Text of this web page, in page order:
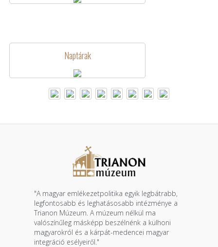
Naptárak
"A magyar emlékezetpolitika egyik legbátrabb,
legfontosabb és leghatásosabb intézménye a
Trianon Múzeum. A múzeum nélkül ma
valószínűleg másképp beszélnénk a külhoni
magyarokról és a kárpát-medencei magyar
integráció esélyeiről."